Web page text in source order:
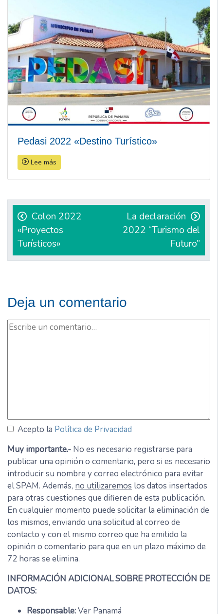
Pedasi 2022 «Destino Turístico»
Lee más
Navegación
de
entradas
Colon 2022
«Proyectos
Turísticos»
La declaración
2022 “Turismo del
Futuro”
Deja un comentario
Acepto la Política de Privacidad
Muy importante.- No es necesario registrarse para
publicar una opinión o comentario, pero si es necesario
introducir su nombre y correo electrónico para evitar
el SPAM. Además, no utilizaremos los datos insertados
para otras cuestiones que difieren de esta publicación.
En cualquier momento puede solicitar la eliminación de
los mismos, enviando una solicitud al correo de
contacto y con el mismo correo que ha emitido la
opinión o comentario para que en un plazo máximo de
72 horas se elimina.
INFORMACIÓN ADICIONAL SOBRE PROTECCIÓN DE
DATOS:
Responsable:Ver Panamá